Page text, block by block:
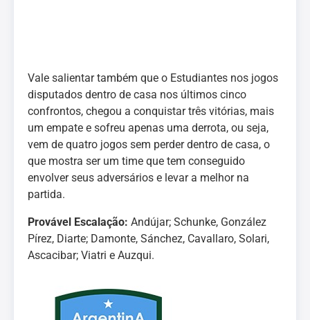
Vale salientar também que o Estudiantes nos jogos
disputados dentro de casa nos últimos cinco
confrontos, chegou a conquistar três vitórias, mais
um empate e sofreu apenas uma derrota, ou seja,
vem de quatro jogos sem perder dentro de casa, o
que mostra ser um time que tem conseguido
envolver seus adversários e levar a melhor na
partida.
Provável Escalação: Andújar; Schunke, González
Pírez, Diarte; Damonte, Sánchez, Cavallaro, Solari,
Ascacibar; Viatri e Auzqui.